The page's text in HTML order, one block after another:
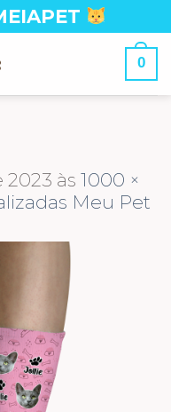
0
2023 às 1000 ×
Meu Pet